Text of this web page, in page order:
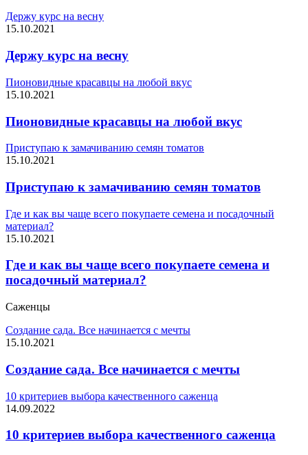
Держу курс на весну
15.10.2021
Держу курс на весну
Пионовидные красавцы на любой вкус
15.10.2021
Пионовидные красавцы на любой вкус
Приступаю к замачиванию семян томатов
15.10.2021
Приступаю к замачиванию семян томатов
Где и как вы чаще всего покупаете семена и посадочный
материал?
15.10.2021
Где и как вы чаще всего покупаете семена и
посадочный материал?
Саженцы
Создание сада. Все начинается с мечты
15.10.2021
Создание сада. Все начинается с мечты
10 критериев выбора качественного саженца
14.09.2022
10 критериев выбора качественного саженца